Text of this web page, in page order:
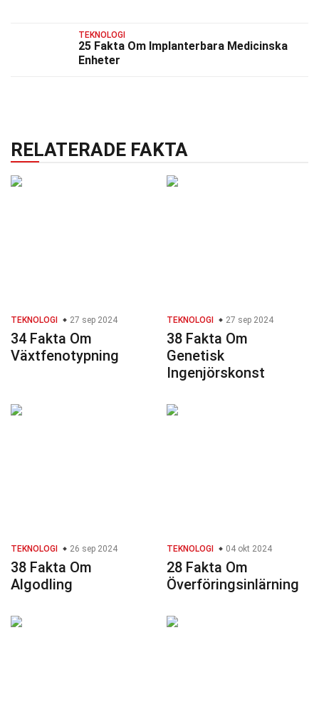
TEKNOLOGI
25 Fakta Om Implanterbara Medicinska
Enheter
RELATERADE FAKTA
TEKNOLOGI 27 sep 2024
34 Fakta Om
Växtfenotypning
TEKNOLOGI 27 sep 2024
38 Fakta Om
Genetisk
Ingenjörskonst
TEKNOLOGI 26 sep 2024
38 Fakta Om
Algodling
TEKNOLOGI 04 okt 2024
28 Fakta Om
Överföringsinlärning